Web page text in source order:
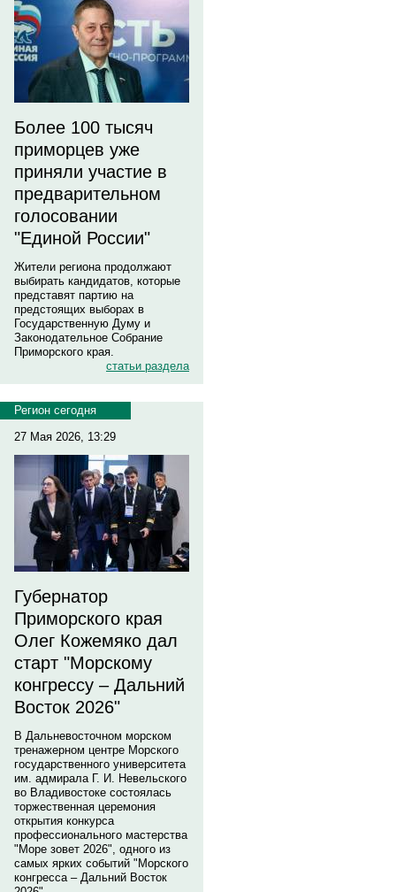
Более 100 тысяч
приморцев уже
приняли участие в
предварительном
голосовании
"Единой России"
Жители региона продолжают
выбирать кандидатов, которые
представят партию на
предстоящих выборах в
Государственную Думу и
Законодательное Собрание
Приморского края.
статьи раздела
Регион сегодня
27 Мая 2026, 13:29
Губернатор
Приморского края
Олег Кожемяко дал
старт "Морскому
конгрессу – Дальний
Восток 2026"
В Дальневосточном морском
тренажерном центре Морского
государственного университета
им. адмирала Г. И. Невельского
во Владивостоке состоялась
торжественная церемония
открытия конкурса
профессионального мастерства
"Море зовет 2026", одного из
самых ярких событий "Морского
конгресса – Дальний Восток